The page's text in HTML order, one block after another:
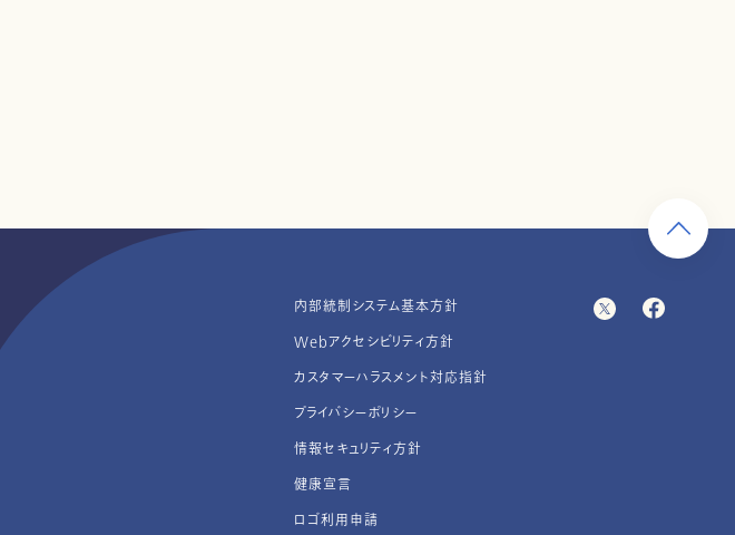
内部統制システム基本方針
Webアクセシビリティ方針
カスタマーハラスメント対応指針
プライバシーポリシー
情報セキュリティ方針
健康宣言
ロゴ利用申請